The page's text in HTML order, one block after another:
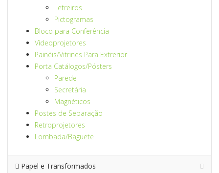
Letreiros
Pictogramas
Bloco para Conferência
Videoprojetores
Painéis/Vitrines Para Extrerior
Porta Catálogos/Pósters
Parede
Secretária
Magnéticos
Postes de Separação
Retroprojetores
Lombada/Baguete
Papel e Transformados